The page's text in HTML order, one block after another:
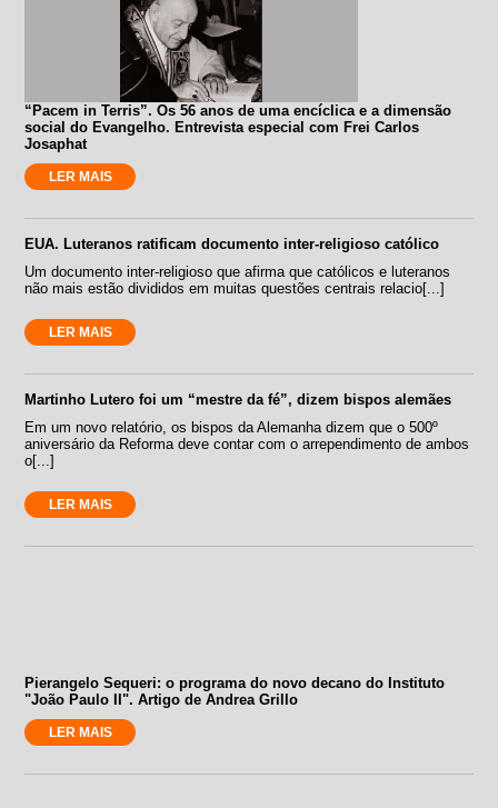
“Pacem in Terris”. Os 56 anos de uma encíclica e a dimensão
social do Evangelho. Entrevista especial com Frei Carlos
Josaphat
LER MAIS
EUA. Luteranos ratificam documento inter-religioso católico
Um documento inter-religioso que afirma que católicos e luteranos
não mais estão divididos em muitas questões centrais relacio[...]
LER MAIS
Martinho Lutero foi um “mestre da fé”, dizem bispos alemães
Em um novo relatório, os bispos da Alemanha dizem que o 500º
aniversário da Reforma deve contar com o arrependimento de ambos
o[...]
LER MAIS
Pierangelo Sequeri: o programa do novo decano do Instituto
"João Paulo II". Artigo de Andrea Grillo
LER MAIS